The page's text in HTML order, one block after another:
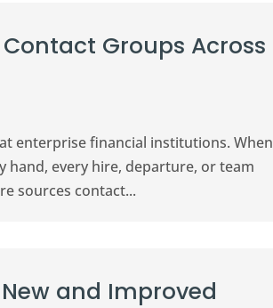
Groups Across
enterprise financial institutions. When
hand, every hire, departure, or team
sources contact...
and Improved